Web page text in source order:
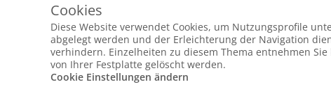
Cookies
Diese Website verwendet Cookies, um Nutzungsprofile
abgelegt werden und der Erleichterung der Navigation
verhindern. Einzelheiten zu diesem Thema entnehmen
von Ihrer Festplatte gelöscht werden.
Cookie Einstellungen ändern